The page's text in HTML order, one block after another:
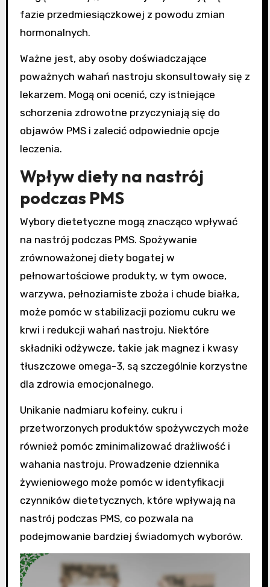
fazie przedmiesiączkowej z powodu zmian
hormonalnych.
Ważne jest, aby osoby doświadczające
poważnych wahań nastroju skonsultowały się z
lekarzem. Mogą oni ocenić, czy istniejące
schorzenia zdrowotne przyczyniają się do
objawów PMS i zalecić odpowiednie opcje
leczenia.
Wpływ diety na nastrój
podczas PMS
Wybory dietetyczne mogą znacząco wpływać
na nastrój podczas PMS. Spożywanie
zrównoważonej diety bogatej w
pełnowartościowe produkty, w tym owoce,
warzywa, pełnoziarniste zboża i chude białka,
może pomóc w stabilizacji poziomu cukru we
krwi i redukcji wahań nastroju. Niektóre
składniki odżywcze, takie jak magnez i kwasy
tłuszczowe omega-3, są szczególnie korzystne
dla zdrowia emocjonalnego.
Unikanie nadmiaru kofeiny, cukru i
przetworzonych produktów spożywczych może
również pomóc zminimalizować drażliwość i
wahania nastroju. Prowadzenie dziennika
żywieniowego może pomóc w identyfikacji
czynników dietetycznych, które wpływają na
nastrój podczas PMS, co pozwala na
podejmowanie bardziej świadomych wyborów.